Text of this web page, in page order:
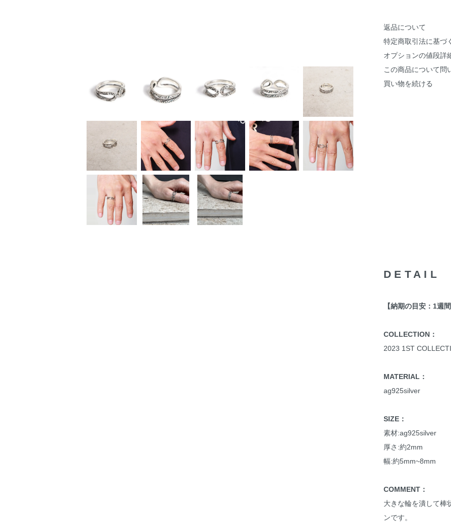
返品について
特定商取引法に基づ
オプションの値段詳
この商品について問
買い物を続ける
DETAIL
【納期の目安：1週
COLLECTION：
2023 1ST
MATERIAL：
ag925silver
SIZE：
素材:ag925silver
厚さ:約2mm
幅:約5mm~8mm
COMMENT：
大きな輪を潰して棒
ンです。